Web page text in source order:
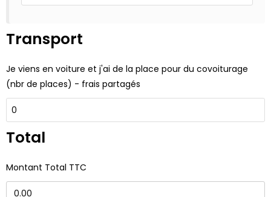
Transport
Je viens en voiture et j'ai de la place pour du covoiturage
(nbr de places) - frais partagés
Total
Montant Total TTC